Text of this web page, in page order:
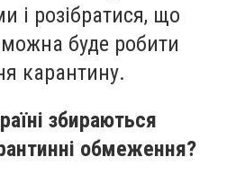
і розібратися, що
буде робити
карантину.
збираються
обмеження?